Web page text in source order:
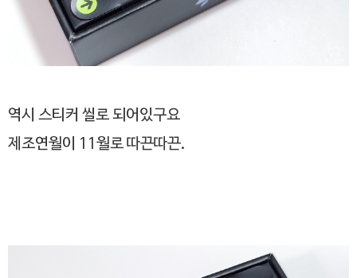
역시 스티커 씰로 되어있구요
제조연월이 11월로 따끈따끈.